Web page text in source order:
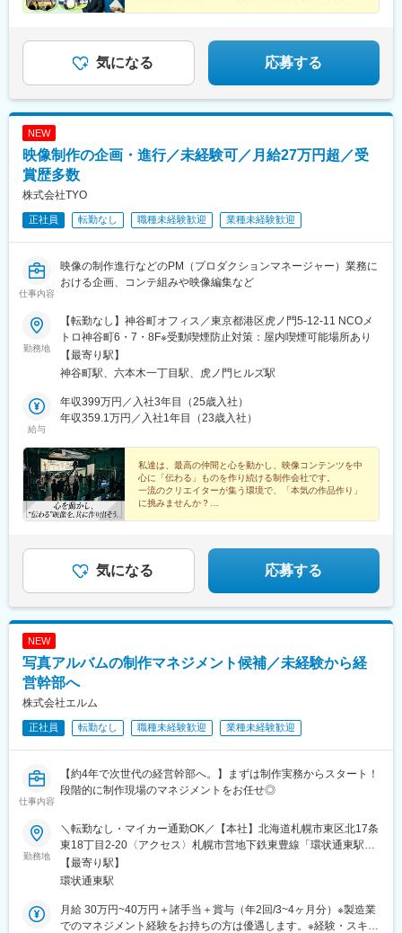
◎AI導入による業務効率化を推進し、働きやすさも進化
中
気になる 応募する
NEW
映像制作の企画・進行／未経験可／月給27万円超／受
賞歴多数
株式会社TYO
正社員 転勤なし 職種未経験歓迎 業種未経験歓迎
仕事内容
映像の制作進行などのPM（プロダクションマネージャー）業務に
おける企画、コンテ組みや映像編集など
勤務地
【転勤なし】神谷町オフィス／東京都港区虎ノ門5-12-11 NCOメ
トロ神谷町6・7・8F※受動喫煙防止対策：屋内喫煙可能場所あり
【最寄り駅】
神谷町駅、六本木一丁目駅、虎ノ門ヒルズ駅
給与
年収399万円／入社3年目（25歳入社）
年収359.1万円／入社1年目（23歳入社）
私達は、最高の仲間と心を動かし、映像コンテンツを中
心に「伝わる」ものを作り続ける制作会社です。
一流のクリエイターが集う環境で、「本気の作品作り」
に挑みませんか？
・大手企業のCM制作実績多数
気になる 応募する
NEW
写真アルバムの制作マネジメント候補／未経験から経
営幹部へ
株式会社エルム
正社員 転勤なし 職種未経験歓迎 業種未経験歓迎
仕事内容
【約4年で次世代の経営幹部へ。】まずは制作実務からスタート！
段階的に制作現場のマネジメントをお任せ◎
勤務地
＼転勤なし・マイカー通勤OK／【本社】北海道札幌市東区北17条
東18丁目2-20〈アクセス〉札幌市営地下鉄東豊線「環状通東駅」
徒歩8分
【最寄り駅】
環状通東駅
月給 30万円~40万円＋諸手当＋賞与（年2回/3~4ヶ月分）※製造業
でのマネジメント経験をお持ちの方は優遇します。※経験・スキル